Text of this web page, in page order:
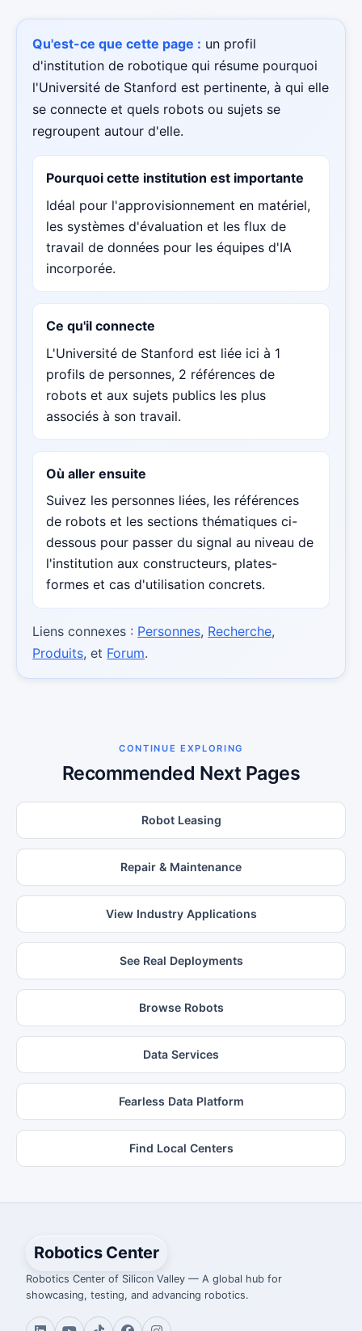
Qu'est-ce que cette page : un profil
d'institution de robotique qui résume pourquoi
l'Université de Stanford est pertinente, à qui elle
se connecte et quels robots ou sujets se
regroupent autour d'elle.
Pourquoi cette institution est importante
Idéal pour l'approvisionnement en matériel,
les systèmes d'évaluation et les flux de
travail de données pour les équipes d'IA
incorporée.
Ce qu'il connecte
L'Université de Stanford est liée ici à 1
profils de personnes, 2 références de
robots et aux sujets publics les plus
associés à son travail.
Où aller ensuite
Suivez les personnes liées, les références
de robots et les sections thématiques ci-
dessous pour passer du signal au niveau de
l'institution aux constructeurs, plates-
formes et cas d'utilisation concrets.
Liens connexes : Personnes, Recherche,
Produits, et Forum.
CONTINUE EXPLORING
Recommended Next Pages
Robot Leasing
Repair & Maintenance
View Industry Applications
See Real Deployments
Browse Robots
Data Services
Fearless Data Platform
Find Local Centers
Robotics Center
Robotics Center of Silicon Valley — A global hub for
showcasing, testing, and advancing robotics.